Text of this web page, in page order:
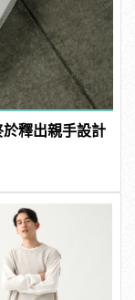
釋出親手設計